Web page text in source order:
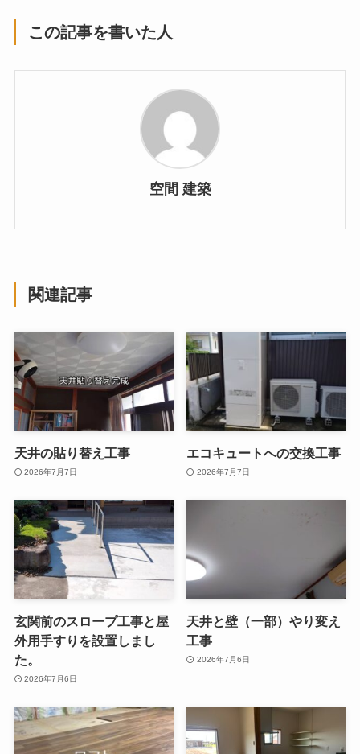
この記事を書いた人
空間 建築
関連記事
天井の貼り替え工事
2026年7月7日
エコキュートへの交換工事
2026年7月7日
玄関前のスロープ工事と屋
外用手すりを設置しまし
た。
2026年7月6日
天井と壁（一部）やり変え
工事
2026年7月6日